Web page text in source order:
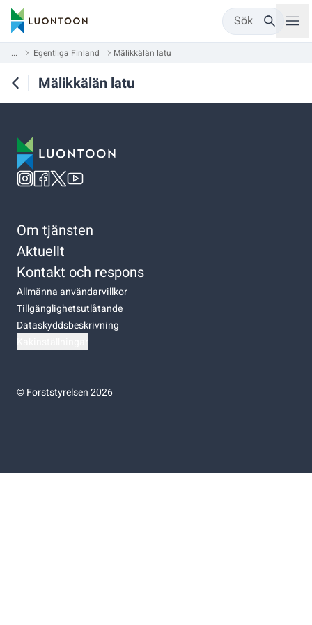
Sök
... Egentliga Finland Mälikkälän latu
Mälikkälän latu
Om tjänsten
Aktuellt
Kontakt och respons
Allmänna användarvillkor
Tillgänglighetsutlåtande
Dataskyddsbeskrivning
©Forststyrelsen 2026